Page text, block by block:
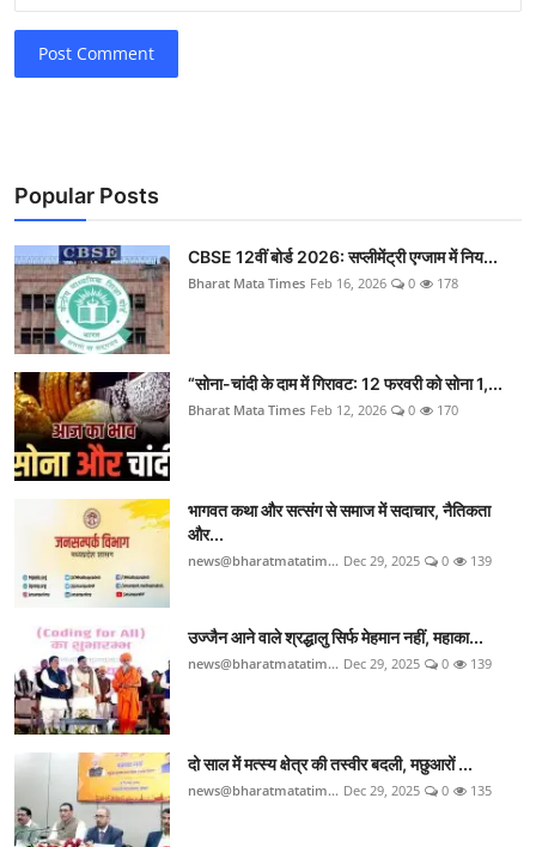
Post Comment
Popular Posts
CBSE 12वीं बोर्ड 2026: सप्लीमेंट्री एग्जाम में निय...
Bharat Mata Times Feb 16, 2026 0 178
“सोना-चांदी के दाम में गिरावट: 12 फरवरी को सोना 1,...
Bharat Mata Times Feb 12, 2026 0 170
भागवत कथा और सत्संग से समाज में सदाचार, नैतिकता
और...
news@bharatmatatim... Dec 29, 2025 0 139
उज्जैन आने वाले श्रद्धालु सिर्फ मेहमान नहीं, महाका...
news@bharatmatatim... Dec 29, 2025 0 139
दो साल में मत्स्य क्षेत्र की तस्वीर बदली, मछुआरों ...
news@bharatmatatim... Dec 29, 2025 0 135